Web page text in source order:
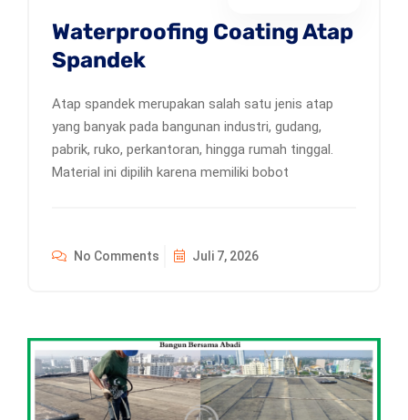
Waterproofing Coating Atap
Spandek
Atap spandek merupakan salah satu jenis atap
yang banyak pada bangunan industri, gudang,
pabrik, ruko, perkantoran, hingga rumah tinggal.
Material ini dipilih karena memiliki bobot
No Comments Juli 7, 2026